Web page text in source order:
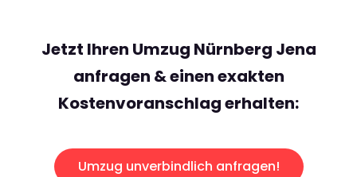
Jetzt Ihren Umzug Nürnberg Jena
anfragen & einen exakten
Kostenvoranschlag erhalten:
Umzug unverbindlich anfragen!